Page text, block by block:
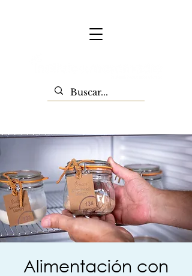
Alimentación con